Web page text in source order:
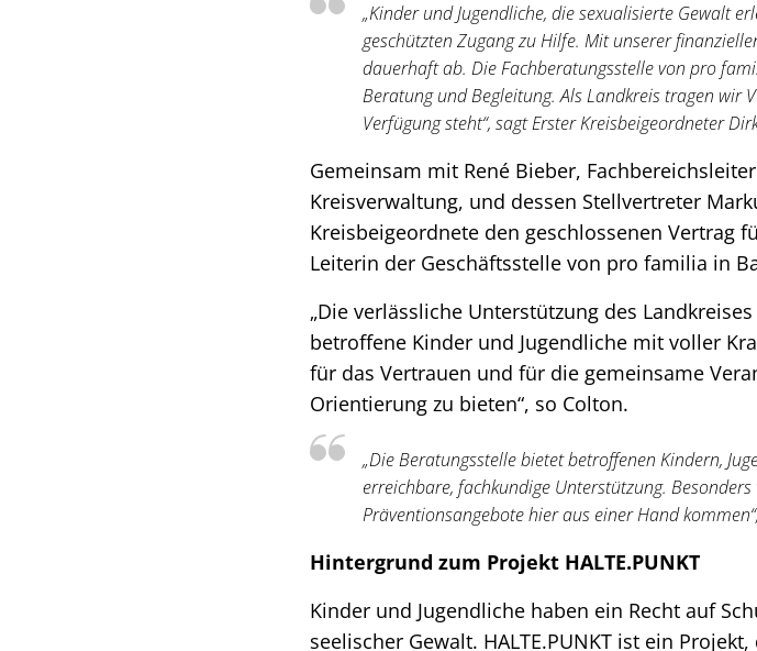
„Kinder und Jugendliche, die sexualisierte Gewalt
geschützten Zugang zu Hilfe. Mit unserer
dauerhaft ab. Die Fachberatungsstelle von pro
Beratung und Begleitung. Als Landkreis tragen wir
Verfügung steht“, sagt Erster Kreisbeigeordneter
Gemeinsam mit René Bieber,
Kreisverwaltung, und dessen Stellvertreter
Kreisbeigeordnete den geschlossenen Vertrag
Leiterin der Geschäftsstelle von pro familia in
„Die verlässliche Unterstützung des
betroffene Kinder und Jugendliche mit voller
für das Vertrauen und für die gemeinsame
Orientierung zu bieten“, so Colton.
„Die Beratungsstelle bietet betroffenen Kindern,
erreichbare, fachkundige Unterstützung.
Präventionsangebote hier aus einer Hand
Hintergrund zum Projekt HALTE.PUNKT
Kinder und Jugendliche haben ein Recht auf
seelischer Gewalt. HALTE.PUNKT ist ein